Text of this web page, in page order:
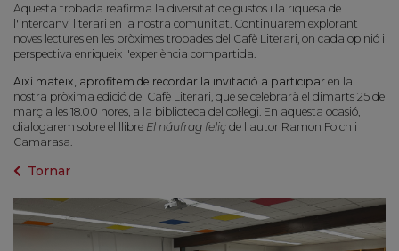
Aquesta trobada reafirma la diversitat de gustos i la riquesa de
l'intercanvi literari en la nostra comunitat. Continuarem explorant
noves lectures en les pròximes trobades del Cafè Literari, on cada opinió i
perspectiva enriqueix l'experiència compartida.
Així mateix, aprofitem de recordar la invitació a participar en la
nostra pròxima edició del Cafè Literari, que se celebrarà el dimarts 25 de
març a les 18.00 hores, a la biblioteca del col·legi. En aquesta ocasió,
dialogarem sobre el llibre El náufrag feliç de l'autor Ramon Folch i
Camarasa.
Tornar